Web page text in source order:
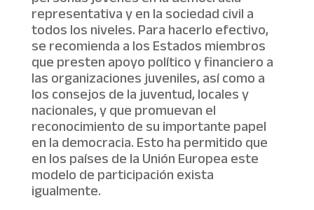
representativa y en la sociedad civil a
todos los niveles. Para hacerlo efectivo,
se recomienda a los Estados miembros
que presten apoyo político y financiero a
las organizaciones juveniles, así como a
los consejos de la juventud, locales y
nacionales, y que promuevan el
reconocimiento de su importante papel
en la democracia. Esto ha permitido que
en los países de la Unión Europea este
modelo de participación exista
igualmente.